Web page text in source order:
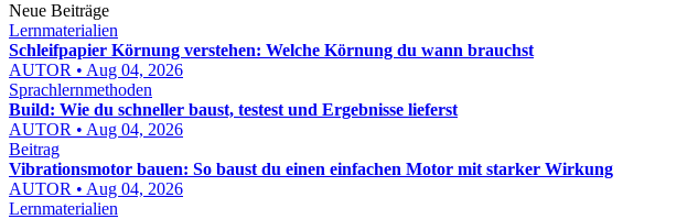
Neue Beiträge
Lernmaterialien
Schleifpapier Körnung verstehen: Welche Körnung du wann brauchst
AUTOR • Aug 04, 2026
Sprachlernmethoden
Build: Wie du schneller baust, testest und Ergebnisse lieferst
AUTOR • Aug 04, 2026
Beitrag
Vibrationsmotor bauen: So baust du einen einfachen Motor mit starker Wirkung
AUTOR • Aug 04, 2026
Lernmaterialien